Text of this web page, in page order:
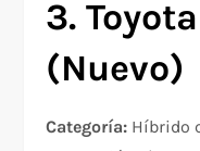
3.
(Nuevo)
Categoría: Híbrido